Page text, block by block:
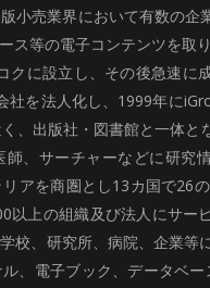
小売業界において有数の企
ス等の電子コンテンツを取
に設立し、その後急速に
社を法人化し、1999年に
、出版社・図書館と一体と
、サーチャーなどに研究
アを商圏とし13カ国で26
上の組織及び法人にサー
校、研究所、病院、企業等
、電子ブック、データベー